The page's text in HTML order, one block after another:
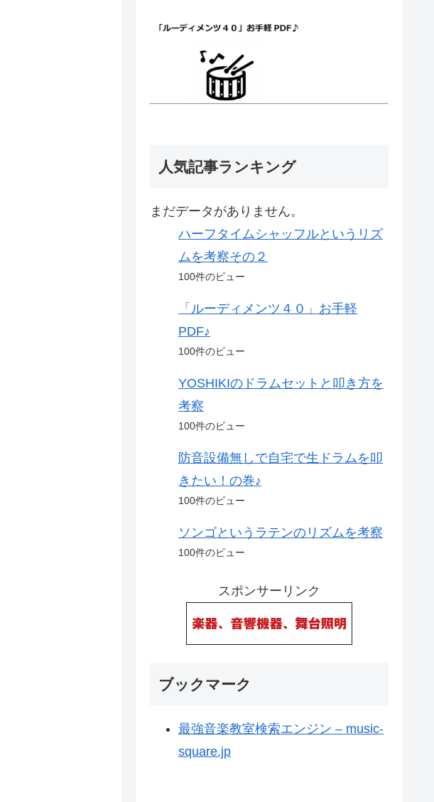
人気記事ランキング
まだデータがありません。
ハーフタイムシャッフルというリズ
ムを考察その２
100件のビュー
「ルーディメンツ４０」お手軽
PDF♪
100件のビュー
YOSHIKIのドラムセットと叩き方を
考察
100件のビュー
防音設備無しで自宅で生ドラムを叩
きたい！の巻♪
100件のビュー
ソンゴというラテンのリズムを考察
100件のビュー
スポンサーリンク
ブックマーク
最強音楽教室検索エンジン – music-
square.jp